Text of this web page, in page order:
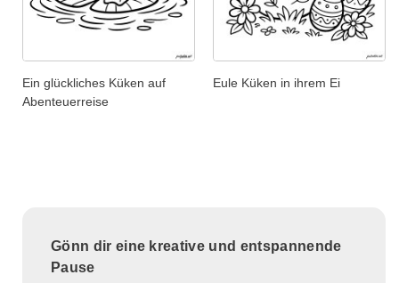
Ein glückliches Küken auf
Abenteuerreise
Eule Küken in ihrem Ei
Gönn dir eine kreative und entspannende
Pause